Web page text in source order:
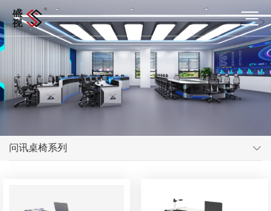
问讯桌椅系列